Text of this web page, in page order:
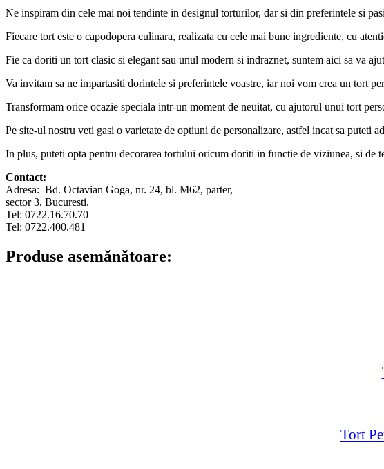
Ne inspiram din cele mai noi tendinte in designul torturilor, dar si din preferintele si
Fiecare tort este o capodopera culinara, realizata cu cele mai bune ingrediente, cu
Fie ca doriti un tort clasic si elegant sau unul modern si indraznet, suntem aici sa va
Va invitam sa ne impartasiti dorintele si preferintele voastre, iar noi vom crea un tort
Transformam orice ocazie speciala intr-un moment de neuitat, cu ajutorul unui tort
Pe site-ul nostru veti gasi o varietate de optiuni de personalizare, astfel incat sa puteti
In plus, puteti opta pentru decorarea tortului oricum doriti in functie de viziunea, si de
Contact:
Adresa: Bd. Octavian Goga, nr. 24, bl. M62, parter,
sector 3, Bucuresti.
Tel: 0722.16.70.70
Tel: 0722.400.481
Produse asemănătoare:
Tort